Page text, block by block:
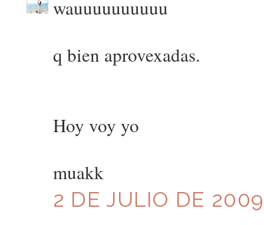
wauuuuuuuuuu
q bien aprovexadas.
Hoy voy yo
muakk
2 DE JULIO DE